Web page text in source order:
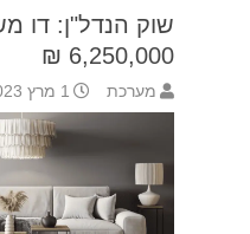
שוק הנדל"ן: דו
6,250,000 ₪
מערכת 1 מרץ 2023 17:02